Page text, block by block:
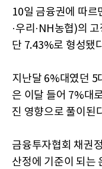
10일 금융권에 따르
·우리·NH농협)의
단 7.43%로 형성됐
지난달 6%대였던 5
은 이달 들어 7%대
진 영향으로 풀이된
금융투자협회 채권
산정에 기준이 되는